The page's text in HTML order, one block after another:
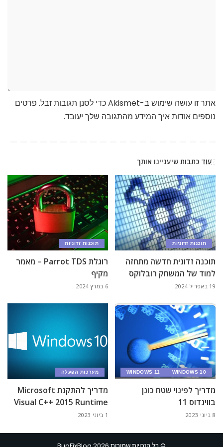
אתר זו עושה שימוש ב-Akismet כדי לסנן תגובות זבל.
פרטים
נוספים אודות איך המידע מהתגובה שלך יעובד.
עוד כתבות שיעניינו אותך
תוכנות זדוניות
תוכנה זדונית חדשה מתחזה
למוד של המשחק רובלוקס
19 באפריל 2024
תוכנות זדוניות
רוגלת Parrot TDS – מאמר
מקיף
6 במרץ 2024
WINDOWS 10
WINDOWS 11
מדריך לפינוי שטח כונן
בווינדוס 11
8 ביוני 2023
מערכות הפעלה
מדריך להתקנת Microsoft
Visual C++ 2015 Runtime
1 ביוני 2023